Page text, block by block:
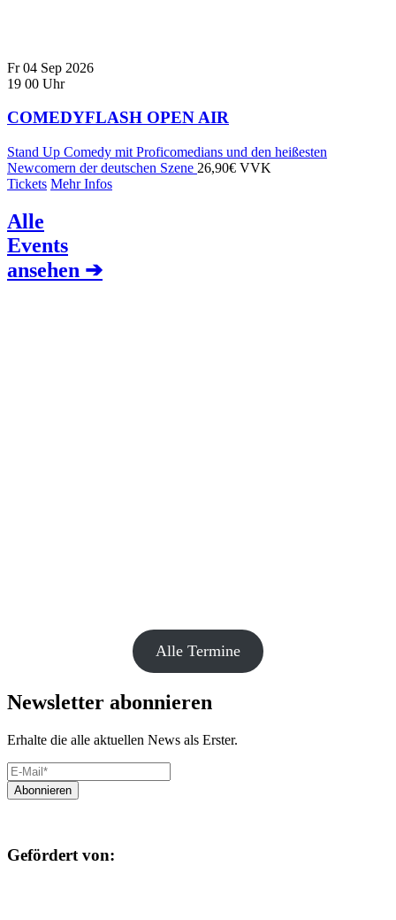
Fr 04 Sep 2026
19 00 Uhr
COMEDYFLASH OPEN AIR
Stand Up Comedy mit Proficomedians und den heißesten
Newcomern der deutschen Szene 26,90€ VVK
Tickets Mehr Infos
Alle
Events
ansehen ➔
Alle Termine
Newsletter abonnieren
Erhalte die alle aktuellen News als Erster.
Gefördert von: